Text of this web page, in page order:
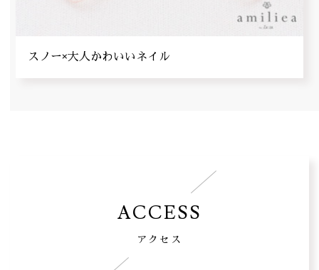
スノー×大人かわいいネイル
ACCESS
アクセス